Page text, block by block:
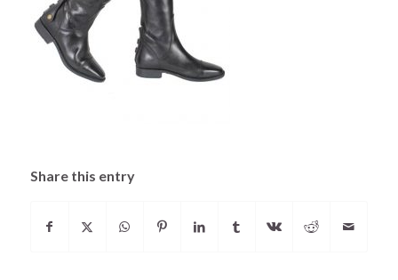
Share this entry